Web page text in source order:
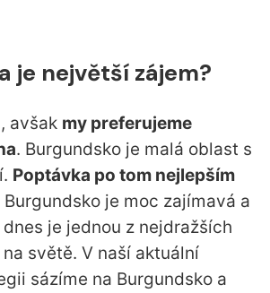
je největší zájem?
avšak my preferujeme
. Burgundsko je malá oblast s
Poptávka po tom nejlepším
Burgundsko je moc zajímavá a
je jednou z nejdražších
světě. V naší aktuální
sázíme na Burgundsko a